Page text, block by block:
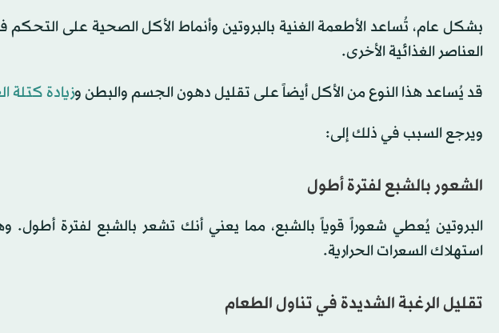
بشكل عام، تُساعد الأطعمة الغنية بالبروتين وأنماط الأكل الصحية على التحكم
العناصر الغذائية الأخرى.
قد يُساعد هذا النوع من الأكل أيضاً على تقليل دهون الجسم والبطن وزيادة كتلة
ويرجع السبب في ذلك إلى:
الشعور بالشبع لفترة أطول
البروتين يُعطي شعوراً قوياً بالشبع، مما يعني أنك تشعر بالشبع لفترة
استهلاك السعرات الحرارية.
تقليل الرغبة الشديدة في تناول الطعام